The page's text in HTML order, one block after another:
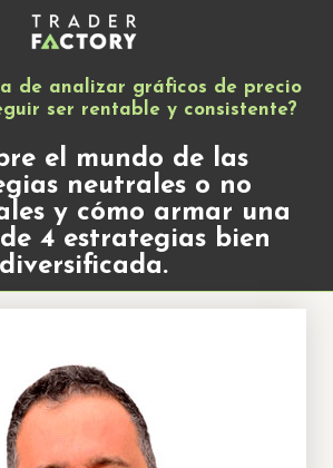
de analizar gráficos de precio
ser rentable y consistente?
el mundo de las
neutrales o no
y cómo armar una
4 estrategias bien
diversificada.